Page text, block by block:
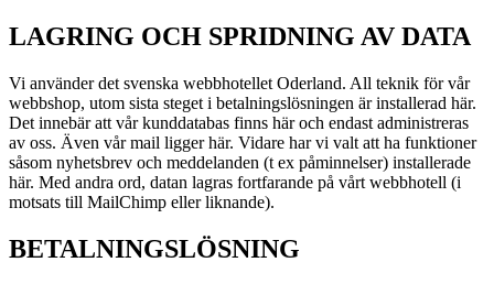
LAGRING OCH SPRIDNING AV DATA
Vi använder det svenska webbhotellet Oderland. All teknik för vår
webbshop, utom sista steget i betalningslösningen är installerad här.
Det innebär att vår kunddatabas finns här och endast administreras
av oss. Även vår mail ligger här. Vidare har vi valt att ha funktioner
såsom nyhetsbrev och meddelanden (t ex påminnelser) installerade
här. Med andra ord, datan lagras fortfarande på vårt webbhotell (i
motsats till MailChimp eller liknande).
BETALNINGSLÖSNING